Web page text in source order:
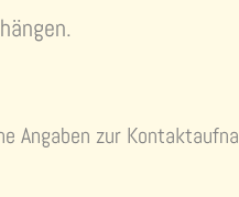
Angaben zur